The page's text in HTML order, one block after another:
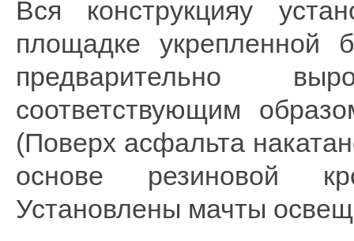
Вся конструкцияу
площадке укрепленной
предварительно
соответствующим
(Поверх асфальта
основе резиновой
Установлены мачты